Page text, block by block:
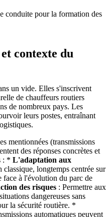
contexte du
un vide. Elles s'inscrivent
de chauffeurs routiers
de nombreux pays. Les
leurs postes, entraînant
mentionnées (transmissions
des réponses concrètes et
: * L'adaptation aux
classique, longtemps centrée sur
face à l'évolution du parc de
des risques : Permettre aux
dangereuses sans
la sécurité routière. *
automatiques peuvent